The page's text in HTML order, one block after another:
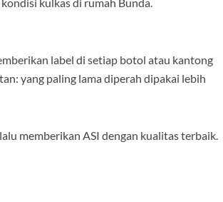
label di setiap botol atau kantong
yang paling lama diperah dipakai lebih
memberikan ASI dengan kualitas terbaik.